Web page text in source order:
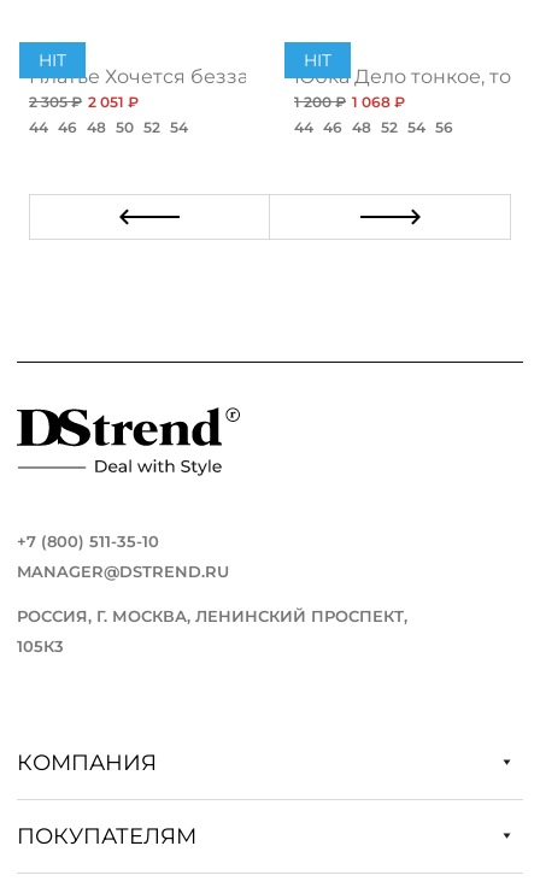
HIT
Платье Хочется беззаботности, топ
2 305 ₽ 2 051 ₽
44 46 48 50 52 54
HIT
Юбка Дело тонкое, топ
1 200 ₽ 1 068 ₽
44 46 48 52 54 56
+7 (800) 511-35-10
MANAGER@DSTREND.RU
РОССИЯ, Г. МОСКВА, ЛЕНИНСКИЙ ПРОСПЕКТ,
105К3
КОМПАНИЯ
ПОКУПАТЕЛЯМ